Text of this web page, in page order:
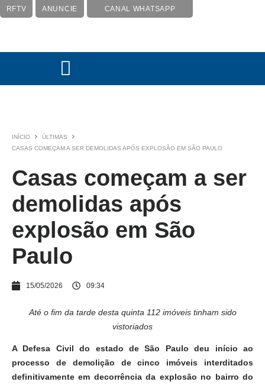
RFTV ANUNCIE CANAL WHATSAPP
INÍCIO
ÚLTIMAS
CASAS COMEÇAM A SER DEMOLIDAS APÓS EXPLOSÃO EM SÃO PAULO
Casas começam a ser
demolidas após
explosão em São
Paulo
15/05/2026 09:34
Até o fim da tarde desta quinta 112 imóveis tinham sido
vistoriados
A Defesa Civil do estado de São Paulo deu início ao
processo de demolição de cinco imóveis interditados
definitivamente em decorrência da explosão no bairro do